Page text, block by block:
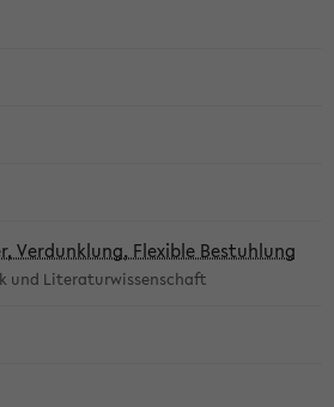
Verdunklung, Flexible Bestuhlung
und Literaturwissenschaft